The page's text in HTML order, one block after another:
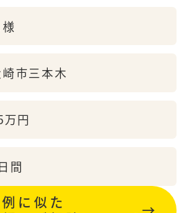
様
市三本木
万円
間
に似た